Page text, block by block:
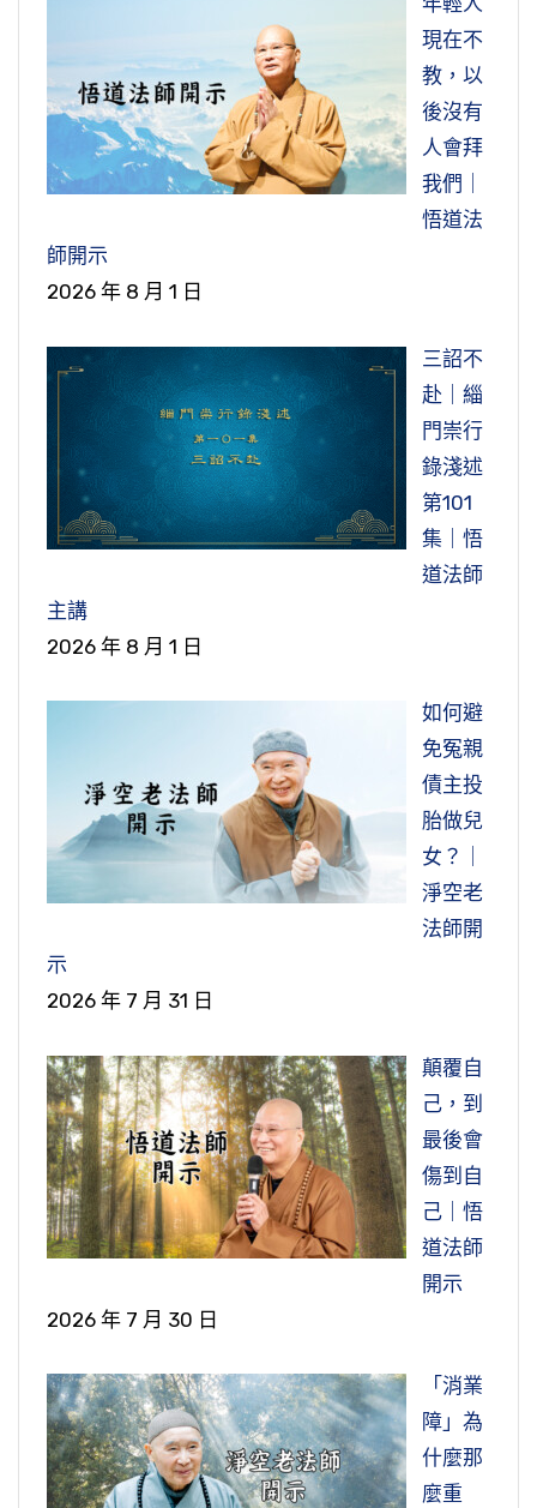
現在不
教，以
後沒有
人會拜
我們｜
悟道法
師開示
2026 年 8 月 1 日
三詔不
赴｜緇
門崇行
錄淺述
第101
集｜悟
道法師
主講
2026 年 8 月 1 日
如何避
免冤親
債主投
胎做兒
女？｜
淨空老
法師開
示
2026 年 7 月 31 日
顛覆自
己，到
最後會
傷到自
己｜悟
道法師
開示
2026 年 7 月 30 日
「消業
障」為
什麼那
麼重